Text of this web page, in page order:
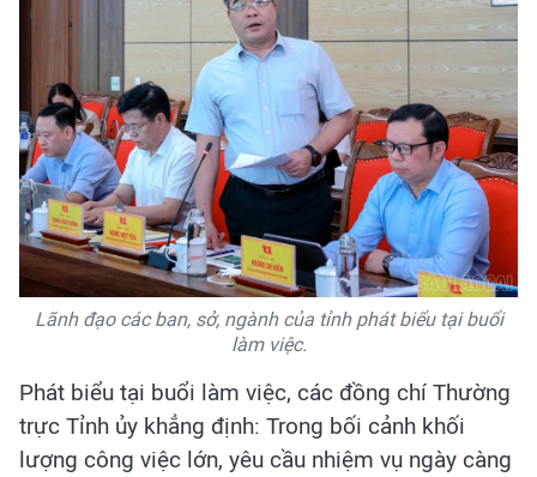
Lãnh đạo các ban, sở, ngành của tỉnh phát biểu tại buổi
làm việc.
​Phát biểu tại buổi làm việc, các đồng chí Thường
trực Tỉnh ủy khẳng định: Trong bối cảnh khối
lượng công việc lớn, yêu cầu nhiệm vụ ngày càng